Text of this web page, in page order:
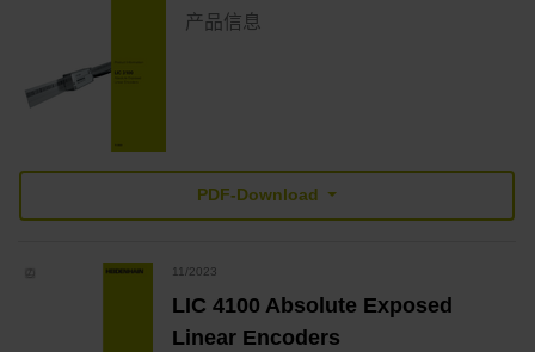
产品信息
PDF-Download
11/2023
LIC 4100 Absolute Exposed
Linear Encoders